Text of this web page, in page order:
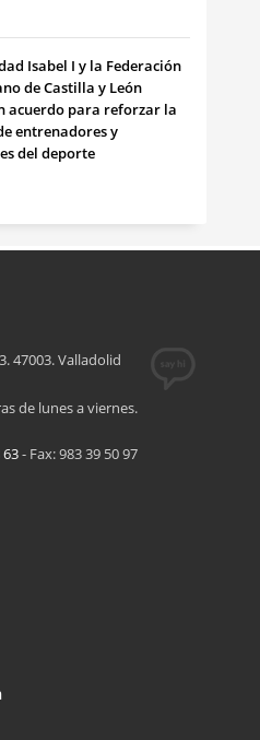
Isabel I y la Federación
de Castilla y León
acuerdo para reforzar la
entrenadores y
del deporte
47003. Valladolid
de lunes a viernes.
63- Fax: 983 39 50 97